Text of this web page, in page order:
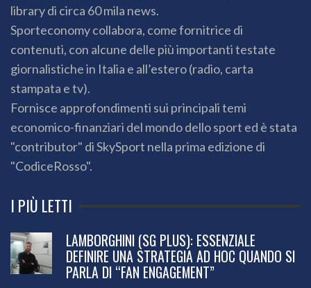
library di circa 60 mila news.
Sporteconomy collabora, come fornitrice di
contenuti, con alcune delle più importanti testate
giornalistiche in Italia e all’estero (radio, carta
stampata e tv).
Fornisce approfondimenti sui principali temi
economico-finanziari del mondo dello sport ed è stata
"contributor" di SkySport nella prima edizione di
"CodiceRosso".
I PIÙ LETTI
LAMBORGHINI (SG PLUS): ESSENZIALE
DEFINIRE UNA STRATEGIA AD HOC QUANDO SI
PARLA DI “FAN ENGAGEMENT”